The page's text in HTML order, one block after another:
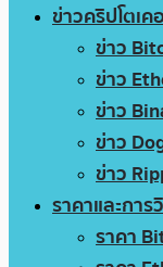
ข่าวคริปโตเค
ข่าว
ข่าว
ข่าว
ข่าว
ข่าว
ราคาและการ
ราคา